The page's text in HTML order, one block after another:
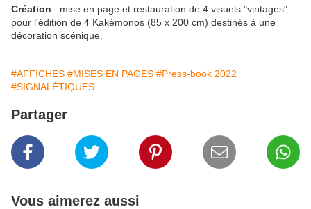
Création : mise en page et restauration de 4 visuels "vintages"
pour l'édition de 4 Kakémonos (85 x 200 cm) destinés à une
décoration scénique.
#AFFICHES #MISES EN PAGES #Press-book 2022
#SIGNALÉTIQUES
Partager
Vous aimerez aussi